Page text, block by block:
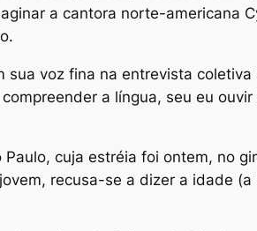
a cantora norte-americana
voz fina na entrevista coletiva
a língua, seu eu
cuja estréia foi ontem, no
recusa-se a dizer a idade